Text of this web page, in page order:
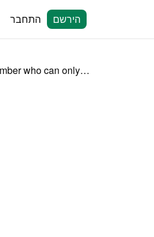
התחבר הירשם
Adding a member who can only view bookings